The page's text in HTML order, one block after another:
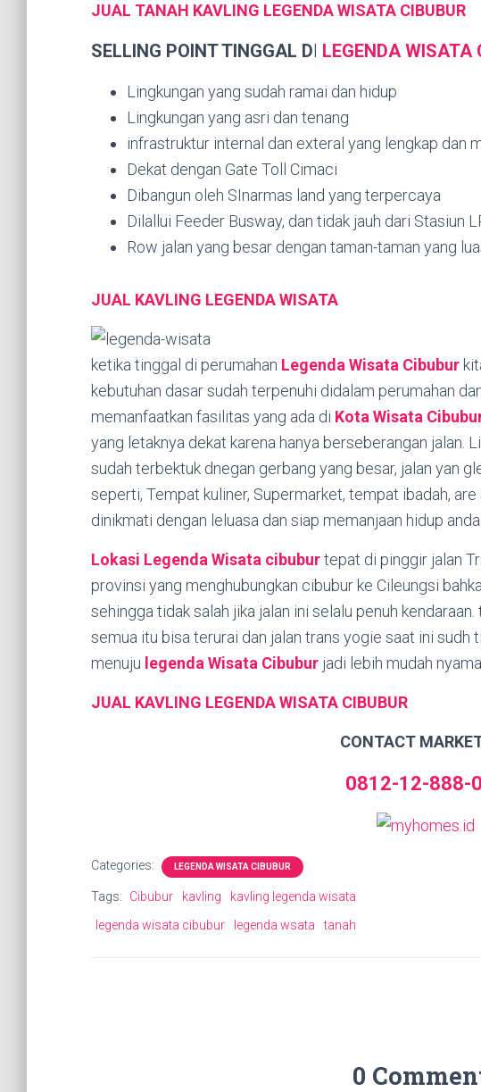
JUAL TANAH KAVLING LEGENDA WISATA CIBUBUR
SELLING POINT TINGGAL DI LEGENDA WISATA
Lingkungan yang sudah ramai dan hidup
Lingkungan yang asri dan tenang
infrastruktur internal dan exteral yang lengkap dan
Dekat dengan Gate Toll Cimaci
Dibangun oleh SInarmas land yang terpercaya
Dilallui Feeder Busway, dan tidak jauh dari Stasiun
Row jalan yang besar dengan taman-taman yang
JUAL KAVLING LEGENDA WISATA
ketika tinggal di perumahan Legenda Wisata Cibubur
kebutuhan dasar sudah terpenuhi didalam perumahan
memanfaatkan fasilitas yang ada di Kota Wisata
yang letaknya dekat karena hanya berseberangan jalan.
sudah terbektuk dnegan gerbang yang besar, jalan yan
seperti, Tempat kuliner, Supermarket, tempat ibadah,
dinikmati dengan leluasa dan siap memanjaan hidup anda.
Lokasi Legenda Wisata cibuburtepat di pinggir jalan
provinsi yang menghubungkan cibubur ke Cileungsi
sehingga tidak salah jika jalan ini selalu penuh
semua itu bisa terurai dan jalan trans yogie saat ini sudh
menuju legenda Wisata Cibubur jadi lebih mudah
JUAL KAVLING LEGENDA WISATA CIBUBUR
CONTACT
0812-12-888-
Categories: LEGENDA WISATA CIBUBUR
Tags: Cibubur kavling
kavling legenda wisata
legenda wisata cibubur
legenda wsata tanah
0